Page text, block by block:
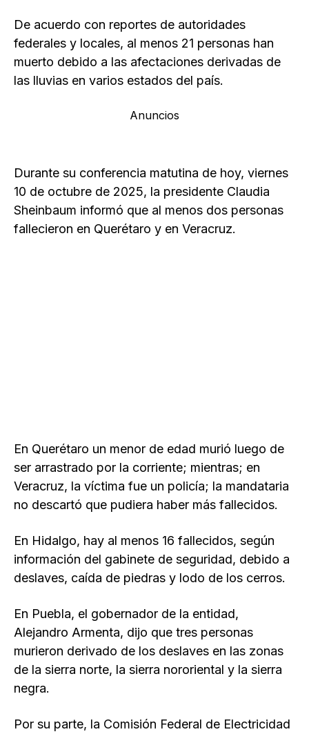
De acuerdo con reportes de autoridades
federales y locales, al menos 21 personas han
muerto debido a las afectaciones derivadas de
las lluvias en varios estados del país.
Anuncios
Durante su conferencia matutina de hoy, viernes
10 de octubre de 2025, la presidente Claudia
Sheinbaum informó que al menos dos personas
fallecieron en Querétaro y en Veracruz.
En Querétaro un menor de edad murió luego de
ser arrastrado por la corriente; mientras; en
Veracruz, la víctima fue un policía; la mandataria
no descartó que pudiera haber más fallecidos.
En Hidalgo, hay al menos 16 fallecidos, según
información del gabinete de seguridad, debido a
deslaves, caída de piedras y lodo de los cerros.
En Puebla, el gobernador de la entidad,
Alejandro Armenta, dijo que tres personas
murieron derivado de los deslaves en las zonas
de la sierra norte, la sierra nororiental y la sierra
negra.
Por su parte, la Comisión Federal de Electricidad